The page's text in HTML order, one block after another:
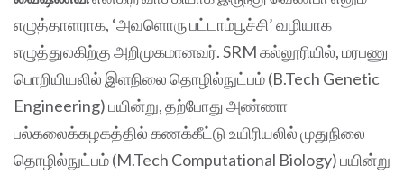
எழுத்தாளராக, ‘அவளொரு பட்டாம்பூச்சி’ வழியாக
எழுத்துலகிற்கு அறிமுகமானவர். SRM கல்லூரியில், மரபணு‌
பொறியியலில் இளநிலை தொழில்நுட்பம் (B.Tech Genetic
Engineering) பயின்று, தற்போது அண்ணா
பல்கலைக்கழகத்தில் கணக்கீட்டு உயிரியலில் முதுநிலை
தொழில்நுட்பம் (M.Tech Computational Biology) பயின்று